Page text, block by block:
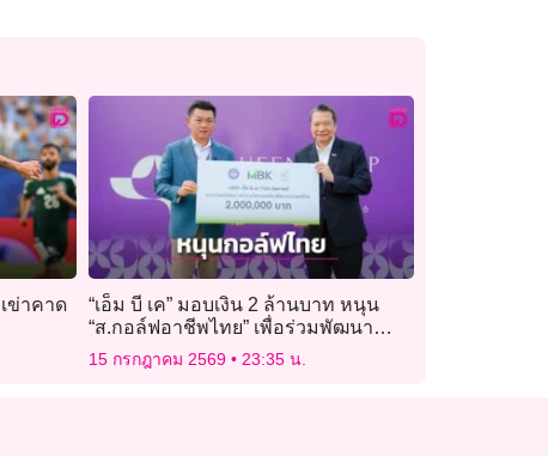
เข่าคาด
“เอ็ม บี เค” มอบเงิน 2 ล้านบาท หนุน
“ส.กอล์ฟอาชีพไทย” เพื่อร่วมพัฒนา
วงการกอล์ฟไทย
15 กรกฎาคม 2569 23:35 น.